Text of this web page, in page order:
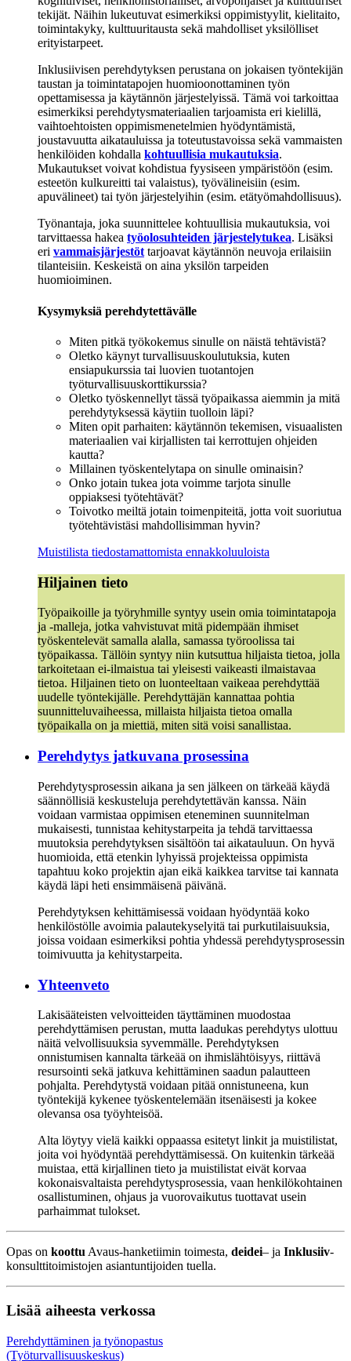
tekijät. Näihin lukeutuvat esimerkiksi oppimistyylit, kielitaito,
toimintakyky, kulttuuritausta sekä mahdolliset yksilölliset
erityistarpeet.
Inklusiivisen perehdytyksen perustana on jokaisen työntekijän
taustan ja toimintatapojen huomioonottaminen työn
opettamisessa ja käytännön järjestelyissä. Tämä voi tarkoittaa
esimerkiksi perehdytysmateriaalien tarjoamista eri kielillä,
vaihtoehtoisten oppimismenetelmien hyödyntämistä,
joustavuutta aikatauluissa ja toteutustavoissa sekä vammaisten
henkilöiden kohdalla kohtuullisia mukautuksia.
Mukautukset voivat kohdistua fyysiseen ympäristöön (esim.
esteetön kulkureitti tai valaistus), työvälineisiin (esim.
apuvälineet) tai työn järjestelyihin (esim. etätyömahdollisuus).
Työnantaja, joka suunnittelee kohtuullisia mukautuksia, voi
tarvittaessa hakea työolosuhteiden järjestelytukea. Lisäksi
eri vammaisjärjestöttarjoavat käytännön neuvoja erilaisiin
tilanteisiin. Keskeistä on aina yksilön tarpeiden
huomioiminen.
Kysymyksiä perehdytettävälle
Miten pitkä työkokemus sinulle on näistä tehtävistä?
Oletko käynyt turvallisuuskoulutuksia, kuten
ensiapukurssia tai luovien tuotantojen
työturvallisuuskorttikurssia?
Oletko työskennellyt tässä työpaikassa aiemmin ja mitä
perehdytyksessä käytiin tuolloin läpi?
Miten opit parhaiten: käytännön tekemisen, visuaalisten
materiaalien vai kirjallisten tai kerrottujen ohjeiden
kautta?
Millainen työskentelytapa on sinulle ominaisin?
Onko jotain tukea jota voimme tarjota sinulle
oppiaksesi työtehtävät?
Toivotko meiltä jotain toimenpiteitä, jotta voit suoriutua
työtehtävistäsi mahdollisimman hyvin?
Muistilista tiedostamattomista ennakkoluuloista
Hiljainen tieto
Työpaikoille ja työryhmille syntyy usein omia toimintatapoja
ja -malleja, jotka vahvistuvat mitä pidempään ihmiset
työskentelevät samalla alalla, samassa työroolissa tai
työpaikassa. Tällöin syntyy niin kutsuttua hiljaista tietoa, jolla
tarkoitetaan ei-ilmaistua tai yleisesti vaikeasti ilmaistavaa
tietoa. Hiljainen tieto on luonteeltaan vaikeaa perehdyttää
uudelle työntekijälle. Perehdyttäjän kannattaa pohtia
suunnitteluvaiheessa, millaista hiljaista tietoa omalla
työpaikalla on ja miettiä, miten sitä voisi sanallistaa.
Perehdytys jatkuvana prosessina
Perehdytysprosessin aikana ja sen jälkeen on tärkeää käydä
säännöllisiä keskusteluja perehdytettävän kanssa. Näin
voidaan varmistaa oppimisen eteneminen suunnitelman
mukaisesti, tunnistaa kehitystarpeita ja tehdä tarvittaessa
muutoksia perehdytyksen sisältöön tai aikatauluun. On hyvä
huomioida, että etenkin lyhyissä projekteissa oppimista
tapahtuu koko projektin ajan eikä kaikkea tarvitse tai kannata
käydä läpi heti ensimmäisenä päivänä.
Perehdytyksen kehittämisessä voidaan hyödyntää koko
henkilöstölle avoimia palautekyselyitä tai purkutilaisuuksia,
joissa voidaan esimerkiksi pohtia yhdessä perehdytysprosessin
toimivuutta ja kehitystarpeita.
Yhteenveto
Lakisääteisten velvoitteiden täyttäminen muodostaa
perehdyttämisen perustan, mutta laadukas perehdytys ulottuu
näitä velvollisuuksia syvemmälle. Perehdytyksen
onnistumisen kannalta tärkeää on ihmislähtöisyys, riittävä
resursointi sekä jatkuva kehittäminen saadun palautteen
pohjalta. Perehdytystä voidaan pitää onnistuneena, kun
työntekijä kykenee työskentelemään itsenäisesti ja kokee
olevansa osa työyhteisöä.
Alta löytyy vielä kaikki oppaassa esitetyt linkit ja muistilistat,
joita voi hyödyntää perehdyttämisessä. On kuitenkin tärkeää
muistaa, että kirjallinen tieto ja muistilistat eivät korvaa
kokonaisvaltaista perehdytysprosessia, vaan henkilökohtainen
osallistuminen, ohjaus ja vuorovaikutus tuottavat usein
parhaimmat tulokset.
Opas on koottu Avaus-hanketiimin toimesta, deidei– ja Inklusiiv-
konsulttitoimistojen asiantuntijoiden tuella.
Lisää aiheesta verkossa
Perehdyttäminen ja työnopastus
(Työturvallisuuskeskus)